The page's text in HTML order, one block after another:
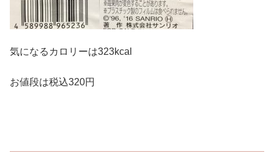
気になるカロリーは323kcal
お値段は税込320円